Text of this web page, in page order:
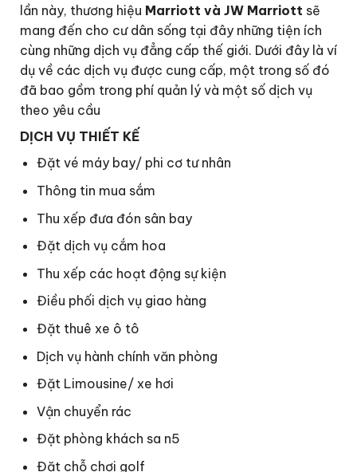
lần này, thương hiệu Marriott và JW Marriott sẽ
mang đến cho cư dân sống tại đây những tiện ích
cùng những dịch vụ đẳng cấp thế giới. Dưới đây là ví
dụ về các dịch vụ được cung cấp, một trong số đó
đã bao gồm trong phí quản lý và một số dịch vụ
theo yêu cầu
DỊCH VỤ THIẾT KẾ
Đặt vé máy bay/ phi cơ tư nhân
Thông tin mua sắm
Thu xếp đưa đón sân bay
Đặt dịch vụ cắm hoa
Thu xếp các hoạt động sự kiện
Điều phối dịch vụ giao hàng
Đặt thuê xe ô tô
Dịch vụ hành chính văn phòng
Đặt Limousine/ xe hơi
Vận chuyển rác
Đặt phòng khách sa n5
Đặt chỗ chơi golf